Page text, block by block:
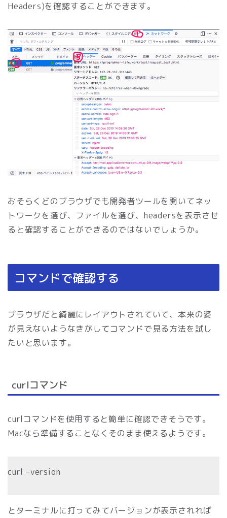
Headers)を確認することができます。
おそらくどのブラウザでも開発者ツールを開いてネッ
トワークを選び、ファイルを選び、headersを表示させ
ると確認することができるのではないでしょうか。
コマンドで確認する
ブラウザだと綺麗にレイアウトされていて、本来の姿
が見えないようなきがしてコマンドで見る方法を試し
たいと思います。
curlコマンド
curlコマンドを使用すると簡単に確認できそうです。
Macなら準備することなくそのまま使えるようです。
curl –version
とターミナルに打ってみてバージョンが表示されれば